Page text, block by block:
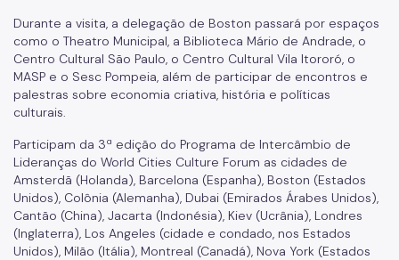
Durante a visita, a delegação de Boston passará por espaços
como o Theatro Municipal, a Biblioteca Mário de Andrade, o
Centro Cultural São Paulo, o Centro Cultural Vila Itororó, o
MASP e o Sesc Pompeia, além de participar de encontros e
palestras sobre economia criativa, história e políticas
culturais.
Participam da 3ª edição do Programa de Intercâmbio de
Lideranças do World Cities Culture Forum as cidades de
Amsterdã (Holanda), Barcelona (Espanha), Boston (Estados
Unidos), Colônia (Alemanha), Dubai (Emirados Árabes Unidos),
Cantão (China), Jacarta (Indonésia), Kiev (Ucrânia), Londres
(Inglaterra), Los Angeles (cidade e condado, nos Estados
Unidos), Milão (Itália), Montreal (Canadá), Nova York (Estados